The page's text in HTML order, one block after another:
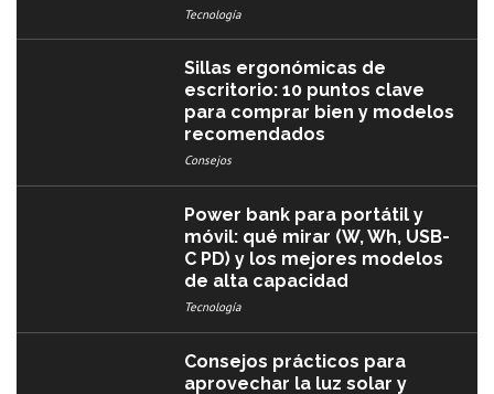
Tecnología
Sillas ergonómicas de
escritorio: 10 puntos clave
para comprar bien y modelos
recomendados
Consejos
Power bank para portátil y
móvil: qué mirar (W, Wh, USB-
C PD) y los mejores modelos
de alta capacidad
Tecnología
Consejos prácticos para
aprovechar la luz solar y